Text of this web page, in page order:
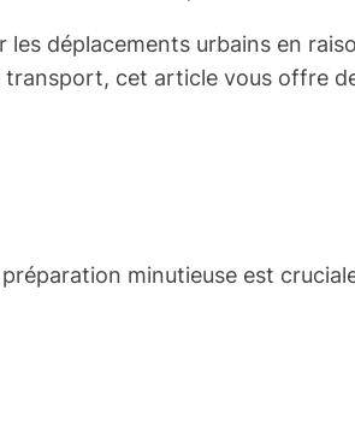
déplacements urbains en
transport, cet article vous
minutieuse est